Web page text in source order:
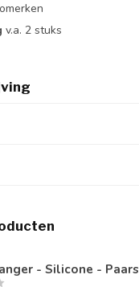
v.a. 2 stuks
- Silicone - Paars